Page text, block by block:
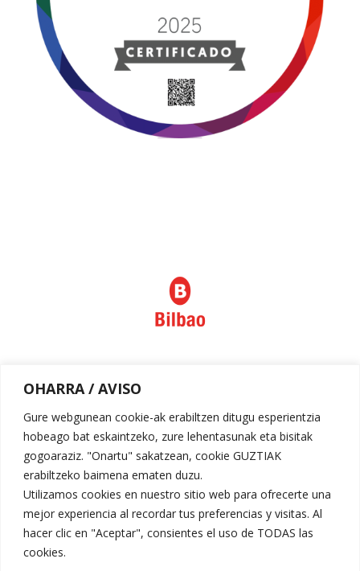
OHARRA / AVISO
Gure webgunean cookie-ak erabiltzen ditugu esperientzia
hobeago bat eskaintzeko, zure lehentasunak eta bisitak
gogoaraziz. "Onartu" sakatzean, cookie GUZTIAK
erabiltzeko baimena ematen duzu.
Utilizamos cookies en nuestro sitio web para ofrecerte una
mejor experiencia al recordar tus preferencias y visitas. Al
hacer clic en "Aceptar", consientes el uso de TODAS las
cookies.
Política de privacidad
Request for Proposal